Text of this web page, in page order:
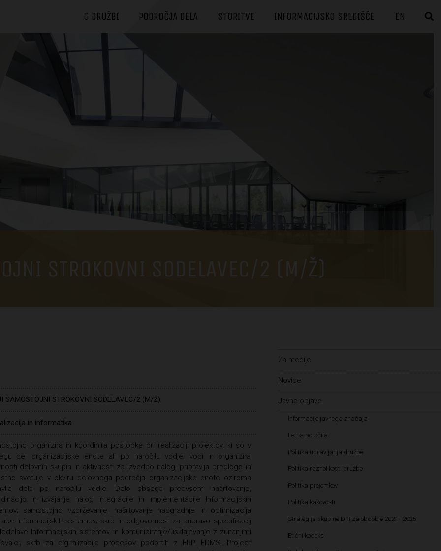
O DRUŽBI PODROČJA DELA STORITVE INFORMACIJSKO SREDIŠČE EN
STROKOVNI SODELAVEC/2 (M/Ž)
SAMOSTOJNI STROKOVNI SODELAVEC/2 (M/Ž)
in informatika
organizira in koordinira postopke pri realizaciji projektov, ki so v
del organizacijske enote ali po naročilu vodje; vodi in organizira
delovnih skupin in aktivnosti za izvedbo nalog, pripravlja predloge in
svetuje v okviru delovnega področja organizacijske enote oziroma
dela po naročilu vodje. Delo obsega predvsem načrtovanje,
in izvajanje nalog integracije in implementacije Informacijskih
samostojno vzdrževanje, načrtovanje nadgradnje in optimizacija
Informacijskih sistemov; skrb in odgovornost za pripravo specifikacij
Informacijskih sistemov in komuniciranje/usklajevanje z zunanjimi
skrb za digitalizacijo procesov podprtih z ERP, EDMS, Project
Za medije
Novice
Javne objave
Informacije javnega značaja
Letna poročila
Politika upravljanja družbe
Politika raznolikosti družbe
Politika prejemkov
Politika kakovosti
Strategija skupine DRI za obdobje 2021–2025
Etični kodeks